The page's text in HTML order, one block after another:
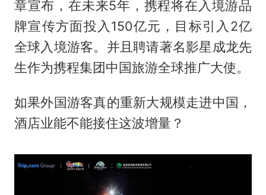
章宣布，在未来5年，携程将在入境游品
牌宣传方面投入150亿元，目标引入2亿
全球入境游客。并且聘请著名影星成龙先
生作为携程集团中国旅游全球推广大使。
如果外国游客真的重新大规模走进中国，
酒店业能不能接住这波增量？